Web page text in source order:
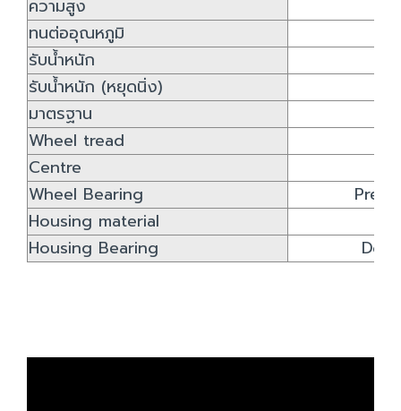
ความสูง
ทนต่ออุณหภูมิ
รับน้ำหนัก
รับน้ำหนัก (หยุดนิ่ง)
มาตรฐาน
Wheel tread
Centre
Wheel Bearing
Housing material
Housing Bearing